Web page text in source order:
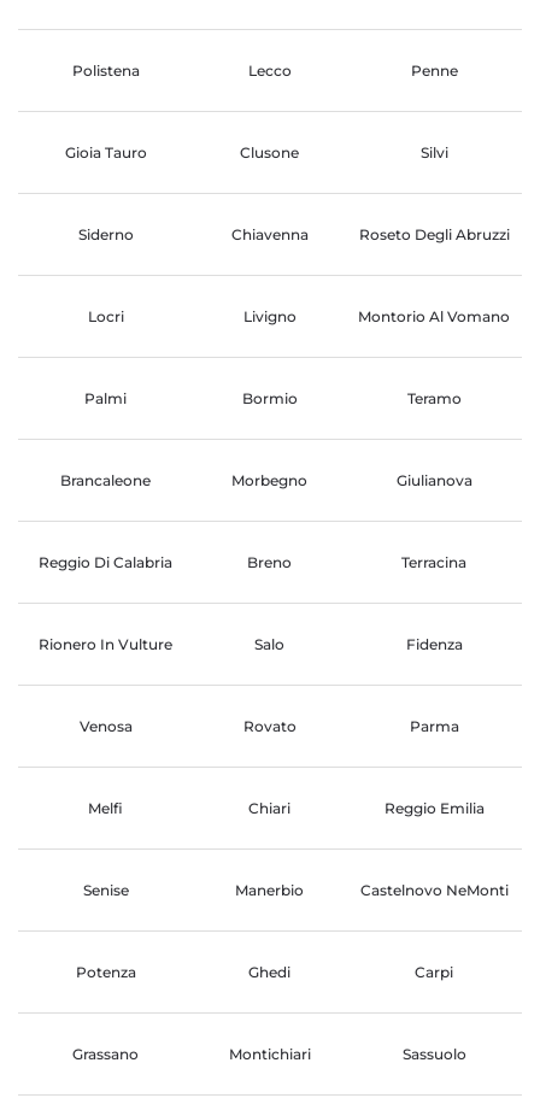
Polistena Lecco Penne
Gioia Tauro Clusone Silvi
Siderno Chiavenna Roseto Degli Abruzzi
Locri Livigno Montorio Al Vomano
Palmi Bormio Teramo
Brancaleone Morbegno Giulianova
Reggio Di Calabria Breno Terracina
Rionero In Vulture Salo Fidenza
Venosa Rovato Parma
Melfi Chiari Reggio Emilia
Senise Manerbio Castelnovo NeMonti
Potenza Ghedi Carpi
Grassano Montichiari Sassuolo